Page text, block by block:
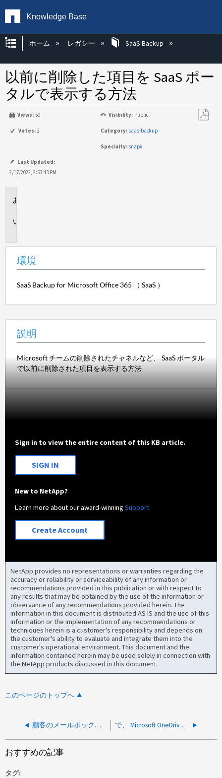
Knowledge Base
グローバル階層を展開/折りたたむ
ホーム レガシー SaaS Backup
以前に削除した項目を SaaS ポー
タルで表示する方法
Views: 50 Visibility: Public
Votes: 2 Category: saas-backup
Specialty: snapx
Last Updated:
2/17/2022, 2:53:43 PM
環境
SaaS Backup for Microsoft Office 365 （ SaaS ）
説明
Microsoft チームの削除されたチャネルなど、 SaaS ポータル
で以前に削除された項目を表示する方法
Sign in to view the entire content of this KB article.
SIGN IN
New to NetApp?
Learn more about our award-winningSupport
Create Account
NetApp provides no representations or warranties regarding the
accuracy or reliability or serviceability of any information or
recommendations provided in this publication or with respect to
any results that may be obtained by the use of the information or
observance of any recommendations provided herein. The
information in this document is distributed AS IS and the use of this
information or the implementation of any recommendations or
techniques herein is a customer's responsibility and depends on
the customer's ability to evaluate and integrate them into the
customer's operational environment. This document and the
information contained herein may be used solely in connection with
the NetApp products discussed in this document.
このページのトップへ
顧客のメールボックスで削除されたフォルダを復元するにはどうすればよいですか? で、 Microsoft OneDrive for Business SaaS のバックアップが失敗します 特定のユーザ
おすすめの記事
タグ